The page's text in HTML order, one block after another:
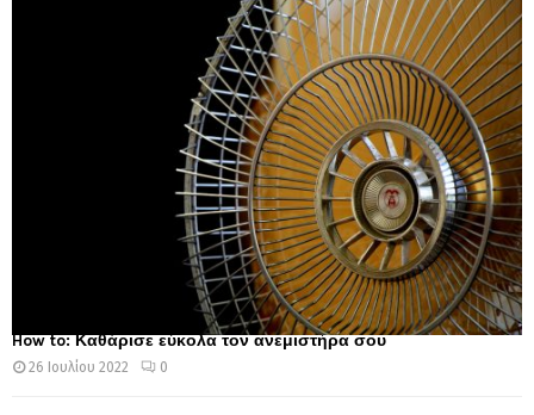
How to: Καθάρισε εύκολα τον ανεμιστήρα σου
26 Ιουλίου 2022 0